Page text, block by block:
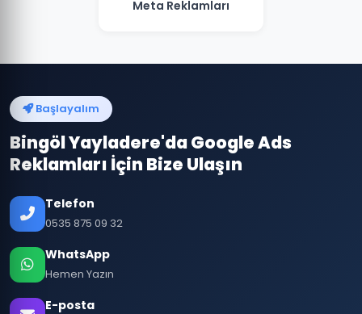
Meta Reklamları
Başlayalım
Bingöl Yayladere'da Google Ads
Reklamları İçin Bize Ulaşın
Telefon
0535 875 09 32
WhatsApp
Hemen Yazın
E-posta